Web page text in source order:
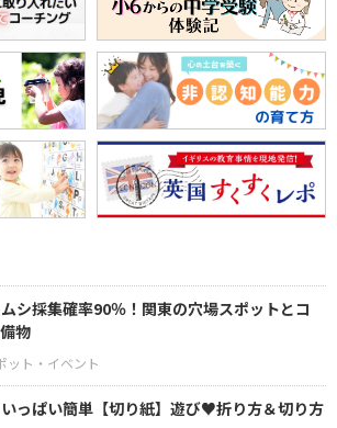
シ採集確率90％！関東の穴場スポットとコ
物
っぱい簡単【切り紙】遊び♥折り方＆切り方